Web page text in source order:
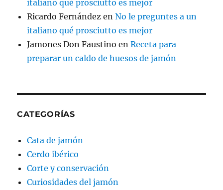
italiano qué prosciutto es mejor
Ricardo Fernández enNo le preguntes a un
italiano qué prosciutto es mejor
Jamones Don Faustino enReceta para
preparar un caldo de huesos de jamón
CATEGORÍAS
Cata de jamón
Cerdo ibérico
Corte y conservación
Curiosidades del jamón